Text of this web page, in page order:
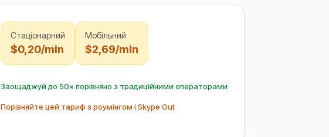
Стаціонарний
$0,20/min
Мобільний
$2,69/min
Заощаджуй до 50× порівняно з традиційними операторами
Порівняйте цей тариф з роумінгом і Skype Out